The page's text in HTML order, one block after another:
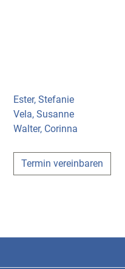
Ester, Stefanie
Vela, Susanne
Walter, Corinna
Termin vereinbaren